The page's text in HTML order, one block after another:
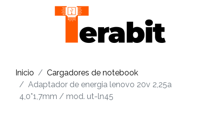
Inicio
Cargadores de notebook
Adaptador de energia lenovo 20v 2,25a
4,0*1,7mm / mod. ut-ln45